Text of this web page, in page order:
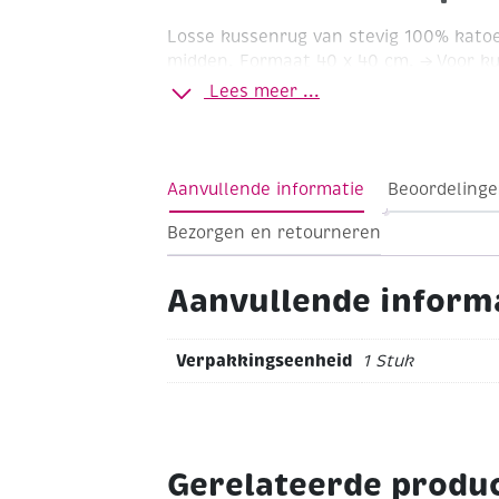
Losse kussenrug van stevig 100%
midden.
Formaat 40 x 40 cm.
-> Voor
kruissteek (artikelnummers 490001 en
Lees meer ...
Aanvullende informatie
Bezorgen en retourneren
Aanvullende
Verpakkingseenheid 1 Stuk
Gerelateerde